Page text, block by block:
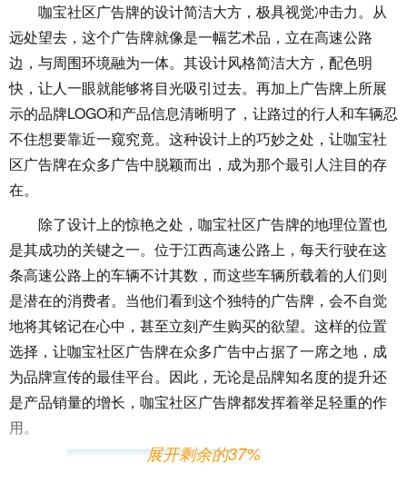
咖宝社区广告牌的设计简洁大方，极具视觉冲击力。从
远处望去，这个广告牌就像是一幅艺术品，立在高速公路
边，与周围环境融为一体。其设计风格简洁大方，配色明
快，让人一眼就能够将目光吸引过去。再加上广告牌上所展
示的品牌LOGO和产品信息清晰明了，让路过的行人和车辆忍
不住想要靠近一窥究竟。这种设计上的巧妙之处，让咖宝社
区广告牌在众多广告中脱颖而出，成为那个最引人注目的存
在。
除了设计上的惊艳之处，咖宝社区广告牌的地理位置也
是其成功的关键之一。位于江西高速公路上，每天行驶在这
条高速公路上的车辆不计其数，而这些车辆所载着的人们则
是潜在的消费者。当他们看到这个独特的广告牌，会不自觉
地将其铭记在心中，甚至立刻产生购买的欲望。这样的位置
选择，让咖宝社区广告牌在众多广告中占据了一席之地，成
为品牌宣传的最佳平台。因此，无论是品牌知名度的提升还
是产品销量的增长，咖宝社区广告牌都发挥着举足轻重的作
用。
展开剩余的37%